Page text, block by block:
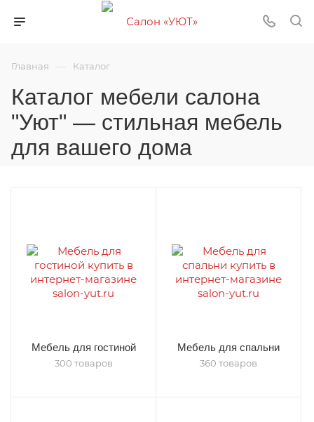
Главная — Каталог
Каталог мебели салона
"Уют" — стильная мебель
для вашего дома
Мебель для гостиной
300 товаров
Мебель для спальни
360 товаров